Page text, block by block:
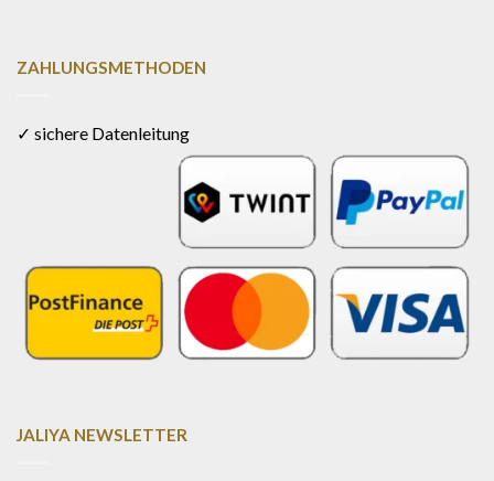
ZAHLUNGSMETHODEN
✓ sichere Datenleitung
JALIYA NEWSLETTER